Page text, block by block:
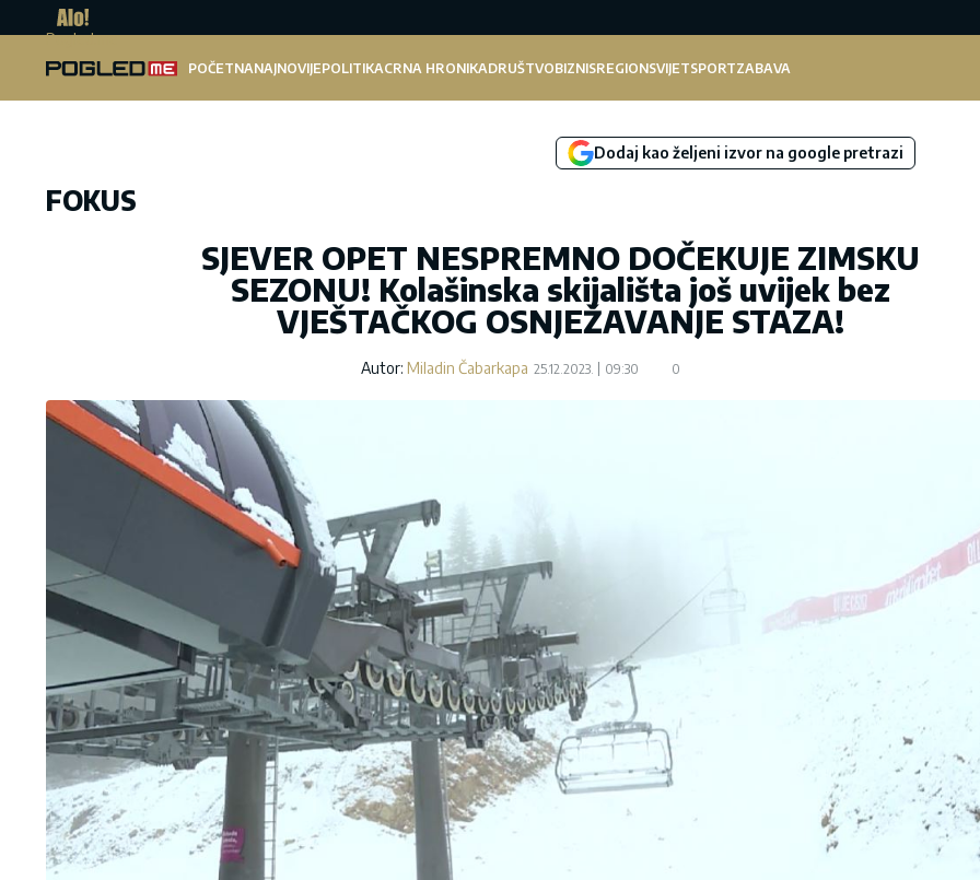
Pogled.me
POČETNANAJNOVIJEPOLITIKACRNA HRONIKADRUŠTVOBIZNISREGIONSVIJETSPORTZABAVA
Dodaj kao željeni izvor na google pretrazi
FOKUS
SJEVER OPET NESPREMNO DOČEKUJE ZIMSKU
SEZONU! Kolašinska skijališta još uvijek bez
VJEŠTAČKOG OSNJEŽAVANJE STAZA!
Autor: Miladin Čabarkapa 25.12.2023. 09:30 0